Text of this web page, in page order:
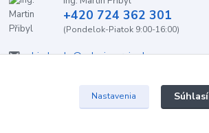
+420 724 362 301
(Pondelok-Piatok 9:00-16:00)
objednavky@zaluzieservis.sk
Nastavenia